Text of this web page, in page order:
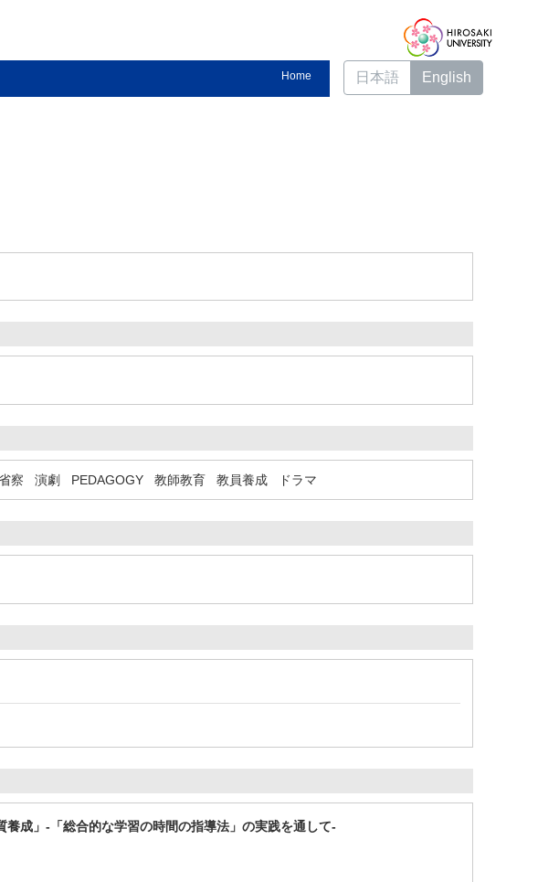
Home 日本語 English
察 演劇 PEDAGOGY 教師教育 教員養成 ドラマ
養成」-「総合的な学習の時間の指導法」の実践を通して-